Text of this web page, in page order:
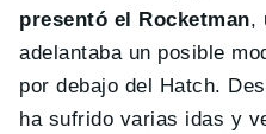
presentó el Rocketman,
adelantaba un posible
por debajo del Hatch.
ha sufrido varias idas y